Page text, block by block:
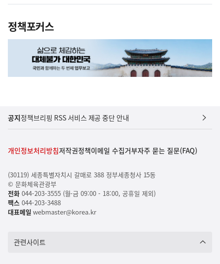
정책포커스
공지정책브리핑 RSS 서비스 제공 중단 안내
개인정보처리방침저작권정책이메일 수집거부자주 묻는 질문(FAQ)
(30119) 세종특별자치시 갈매로 388 정부세종청사 15동
© 문화체육관광부
전화044-203-3555 (월-금 09:00 - 18:00, 공휴일 제외)
팩스044-203-3488
대표메일 webmaster@korea.kr
관련사이트